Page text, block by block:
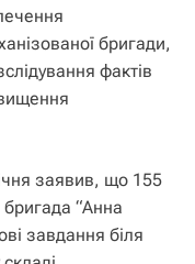
бригади,
фактів
заявив, що 155
“Анна
завдання біля